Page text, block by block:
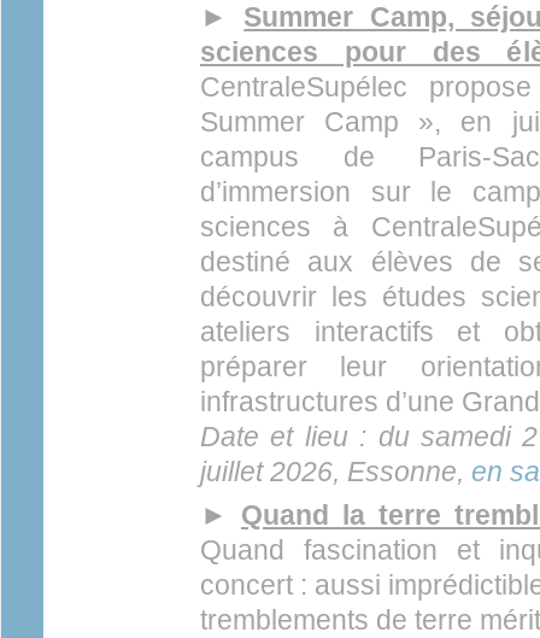
► Summer Camp,
sciences pour des
CentraleSupélec
Summer Camp », en
campus de Paris-
d’immersion sur le
sciences à
destiné aux élèves de
découvrir les études
ateliers interactifs et
préparer leur
infrastructures d’une
Date et lieu : du samedi
juillet 2026, Essonne, en
► Quand la terre
Quand fascination et
concert : aussi
tremblements de terre